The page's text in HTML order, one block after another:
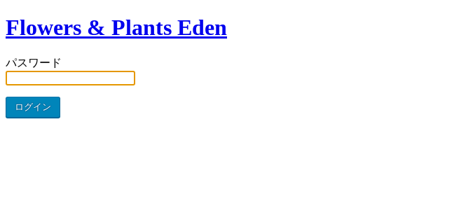
Flowers & Plants Eden
パスワード